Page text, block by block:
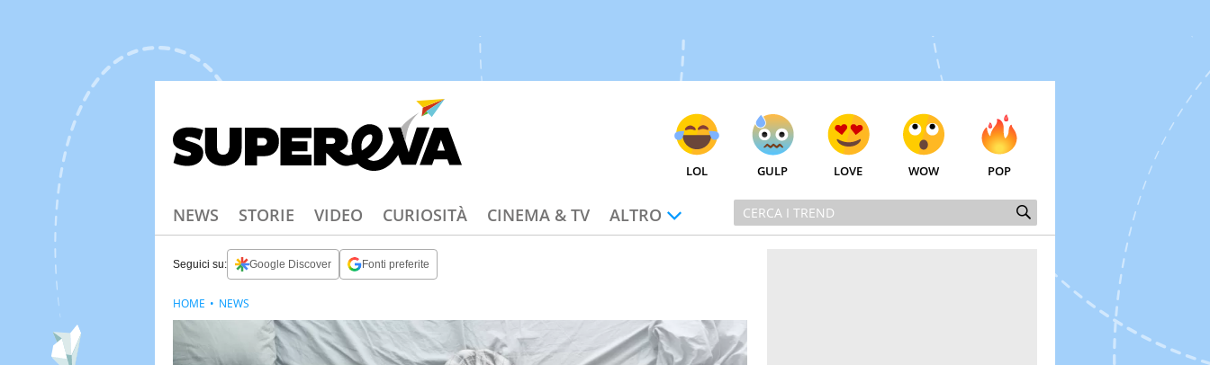
LOL GULP LOVE WOW POP
NEWS STORIE VIDEO CURIOSITÀ CINEMA & TV ALTRO
Seguici su: Google Discover Fonti preferite
HOME NEWS